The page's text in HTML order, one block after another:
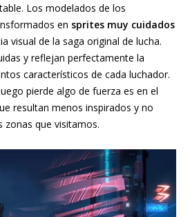
Los modelados de los
en sprites muy cuidados
visual de la saga original de lucha.
y reflejan perfectamente la
característicos de cada luchador.
pierde algo de fuerza es en el
resultan menos inspirados y no
zonas que visitamos.